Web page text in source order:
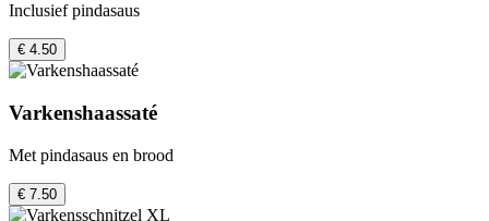
Inclusief pindasaus
€ 4.50
Varkenshaassaté
Met pindasaus en brood
€ 7.50